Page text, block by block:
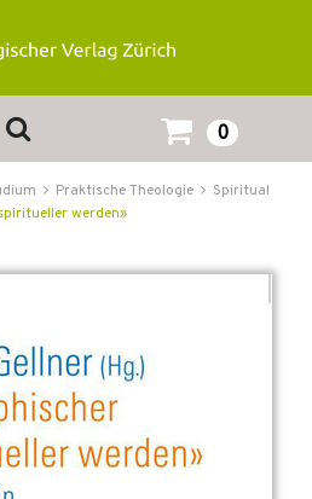
0
Praktische Theologie
Spiritual
werden»